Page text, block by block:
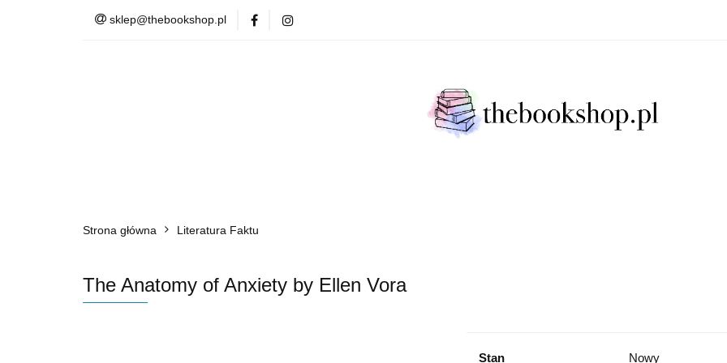
sklep@thebookshop.pl
Barnes & Noble
Strona główna Literatura Faktu
The Anatomy of Anxiety by Ellen Vora
Stan Nowy